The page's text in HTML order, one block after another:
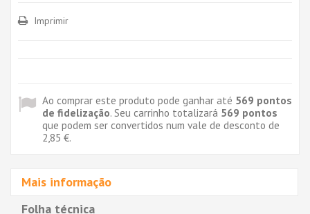
Imprimir
Ao comprar este produto pode ganhar até 569 pontos
de fidelização. Seu carrinho totalizará 569 pontos
que podem ser convertidos num vale de desconto de
2,85 €.
Mais informação
Folha técnica